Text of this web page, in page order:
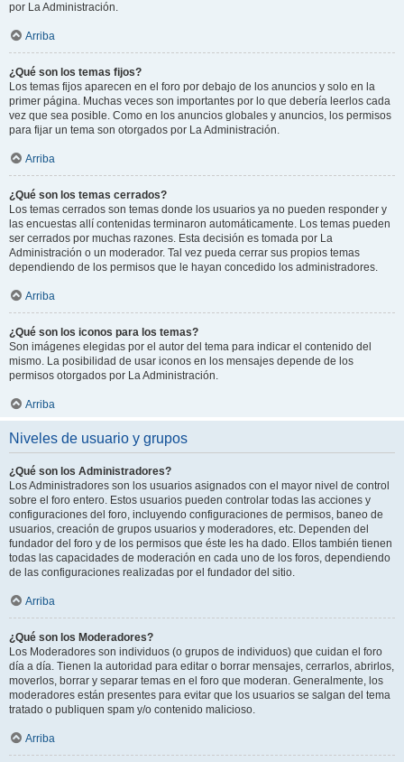
por La Administración.
Arriba
¿Qué son los temas fijos?
Los temas fijos aparecen en el foro por debajo de los anuncios y solo en la
primer página. Muchas veces son importantes por lo que debería leerlos cada
vez que sea posible. Como en los anuncios globales y anuncios, los permisos
para fijar un tema son otorgados por La Administración.
Arriba
¿Qué son los temas cerrados?
Los temas cerrados son temas donde los usuarios ya no pueden responder y
las encuestas allí contenidas terminaron automáticamente. Los temas pueden
ser cerrados por muchas razones. Esta decisión es tomada por La
Administración o un moderador. Tal vez pueda cerrar sus propios temas
dependiendo de los permisos que le hayan concedido los administradores.
Arriba
¿Qué son los iconos para los temas?
Son imágenes elegidas por el autor del tema para indicar el contenido del
mismo. La posibilidad de usar iconos en los mensajes depende de los
permisos otorgados por La Administración.
Arriba
Niveles de usuario y grupos
¿Qué son los Administradores?
Los Administradores son los usuarios asignados con el mayor nivel de control
sobre el foro entero. Estos usuarios pueden controlar todas las acciones y
configuraciones del foro, incluyendo configuraciones de permisos, baneo de
usuarios, creación de grupos usuarios y moderadores, etc. Dependen del
fundador del foro y de los permisos que éste les ha dado. Ellos también tienen
todas las capacidades de moderación en cada uno de los foros, dependiendo
de las configuraciones realizadas por el fundador del sitio.
Arriba
¿Qué son los Moderadores?
Los Moderadores son individuos (o grupos de individuos) que cuidan el foro
día a día. Tienen la autoridad para editar o borrar mensajes, cerrarlos, abrirlos,
moverlos, borrar y separar temas en el foro que moderan. Generalmente, los
moderadores están presentes para evitar que los usuarios se salgan del tema
tratado o publiquen spam y/o contenido malicioso.
Arriba